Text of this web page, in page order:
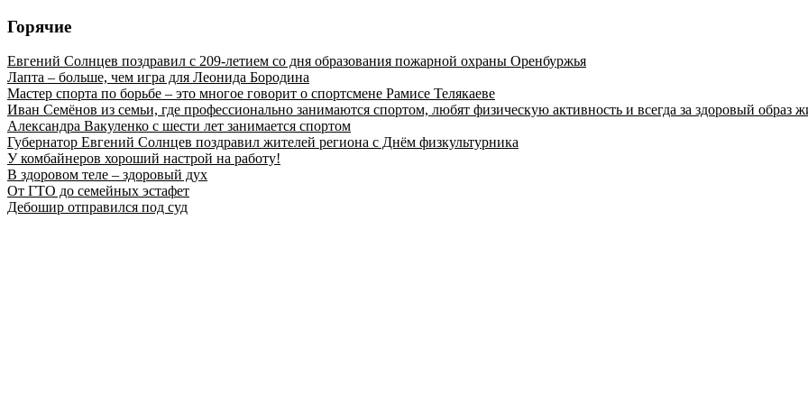
Горячие
Евгений Солнцев поздравил с 209-летием со дня образования пожарной охраны Оренбуржья
Лапта – больше, чем игра для Леонида Бородина
Мастер спорта по борьбе – это многое говорит о спортсмене Рамисе Телякаеве
Иван Семёнов из семьи, где профессионально занимаются спортом, любят физическую активность и всегда за здоровый образ
Александра Вакуленко с шести лет занимается спортом
Губернатор Евгений Солнцев поздравил жителей региона с Днём физкультурника
У комбайнеров хороший настрой на работу!
В здоровом теле – здоровый дух
От ГТО до семейных эстафет
Дебошир отправился под суд